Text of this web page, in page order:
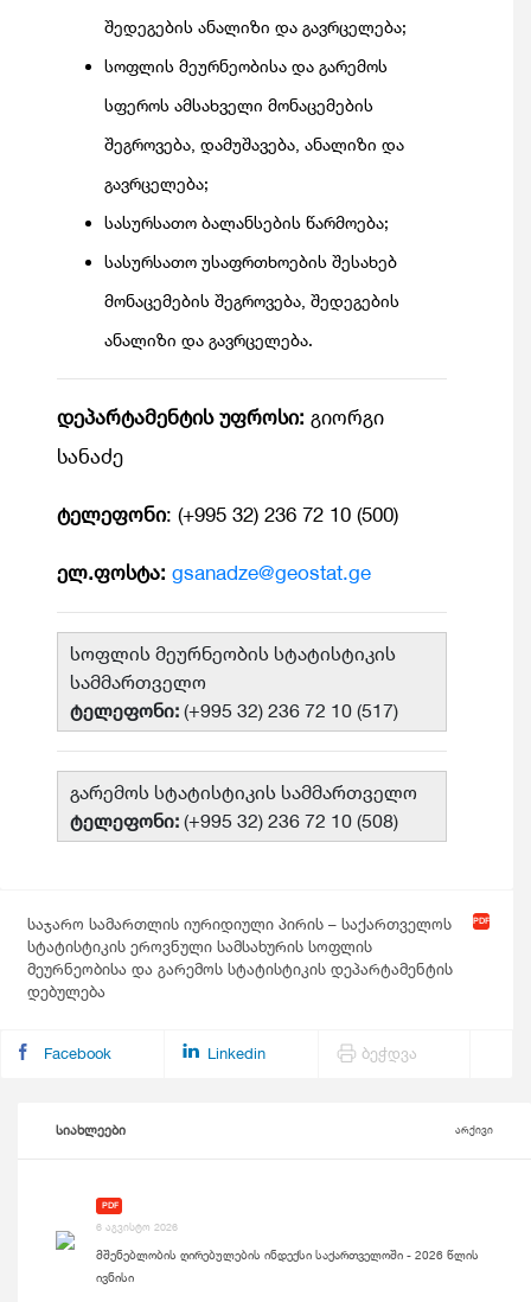
შედეგების ანალიზი და გავრცელება;
სოფლის მეურნეობისა და გარემოს
სფეროს ამსახველი მონაცემების
შეგროვება, დამუშავება, ანალიზი და
გავრცელება;
სასურსათო ბალანსების წარმოება;
სასურსათო უსაფრთხოების შესახებ
მონაცემების შეგროვება, შედეგების
ანალიზი და გავრცელება.
დეპარტამენტის უფროსი: გიორგი
სანაძე
ტელეფონი: (+995 32) 236 72 10 (500)
ელ.ფოსტა: gsanadze@geostat.ge
სოფლის მეურნეობის სტატისტიკის
სამმართველო
ტელეფონი: (+995 32) 236 72 10 (517)
გარემოს სტატისტიკის სამმართველო
ტელეფონი: (+995 32) 236 72 10 (508)
საჯარო სამართლის იურიდიული პირის – საქართველოს
სტატისტიკის ეროვნული სამსახურის სოფლის
მეურნეობისა და გარემოს სტატისტიკის დეპარტამენტის
დებულება
Facebook Linkedin ბეჭდვა
სიახლეები არქივი
PDF
6 აგვისტო 2026
მშენებლობის ღირებულების ინდექსი საქართველოში - 2026 წლის
ივნისი